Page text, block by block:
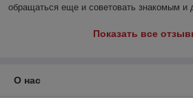
обращаться еще и советовать знакомым и
Показать все
О нас